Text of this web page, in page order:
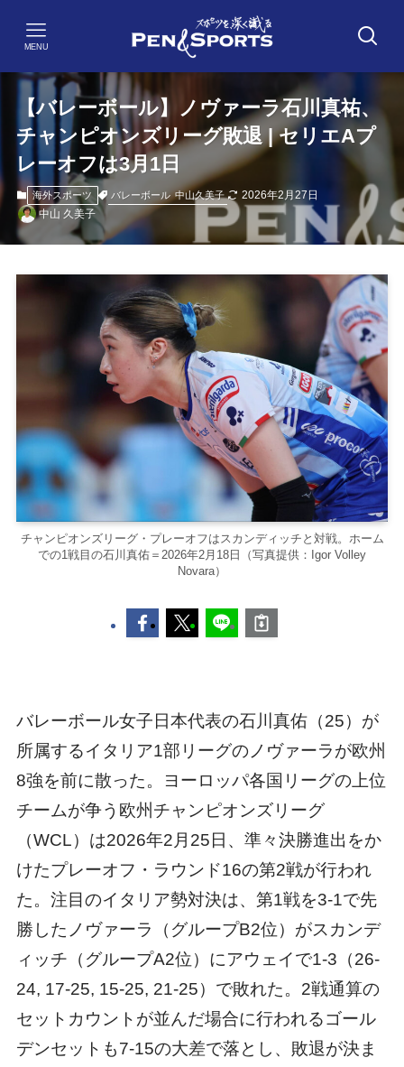
MENU
【バレーボール】ノヴァーラ石川真祐、
チャンピオンズリーグ敗退 | セリエAプ
レーオフは3月1日
海外スポーツ バレーボール 中山久美子
2026年2月27日
中山 久美子
チャンピオンズリーグ・プレーオフはスカンディッチと対戦。ホーム
での1戦目の石川真佑＝2026年2月18日（写真提供：Igor Volley
Novara）
バレーボール女子日本代表の石川真佑（25）が
所属するイタリア1部リーグのノヴァーラが欧州
8強を前に散った。ヨーロッパ各国リーグの上位
チームが争う欧州チャンピオンズリーグ
（WCL）は2026年2月25日、準々決勝進出をか
けたプレーオフ・ラウンド16の第2戦が行われ
た。注目のイタリア勢対決は、第1戦を3-1で先
勝したノヴァーラ（グループB2位）がスカンデ
ィッチ（グループA2位）にアウェイで1-3（26-
24, 17-25, 15-25, 21-25）で敗れた。2戦通算の
セットカウントが並んだ場合に行われるゴール
デンセットも7-15の大差で落とし、敗退が決ま